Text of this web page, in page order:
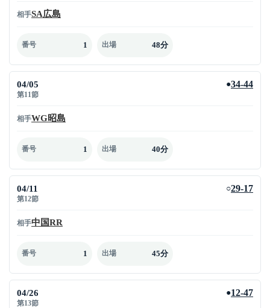
相手SA広島
番号 1 出場 48分
04/05
第11節
●34-44
相手WG昭島
番号 1 出場 40分
04/11
第12節
○29-17
相手中国RR
番号 1 出場 45分
04/26
第13節
●12-47